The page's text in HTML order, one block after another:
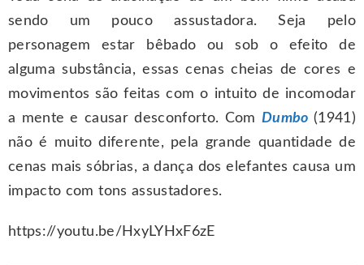
sendo um pouco assustadora. Seja pelo
personagem estar bêbado ou sob o efeito de
alguma substância, essas cenas cheias de cores e
movimentos são feitas com o intuito de incomodar
a mente e causar desconforto. Com Dumbo (1941)
não é muito diferente, pela grande quantidade de
cenas mais sóbrias, a dança dos elefantes causa um
impacto com tons assustadores.
https://youtu.be/HxyLYHxF6zE